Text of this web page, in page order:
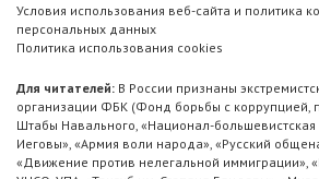
Условия использования веб-сайта и политика
персональных данных
Политика использования cookies
Для читателей: В России признаны
организации ФБК (Фонд борьбы с коррупцией,
Штабы Навального, «Национал-большевистская
Иеговы», «Армия воли народа», «Русский
«Движение против нелегальной иммиграции»,